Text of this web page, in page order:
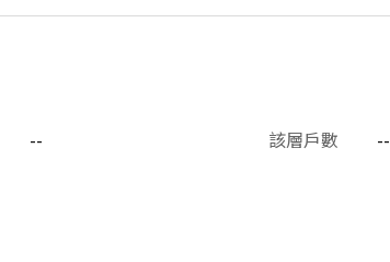
-- 該層戶數
--